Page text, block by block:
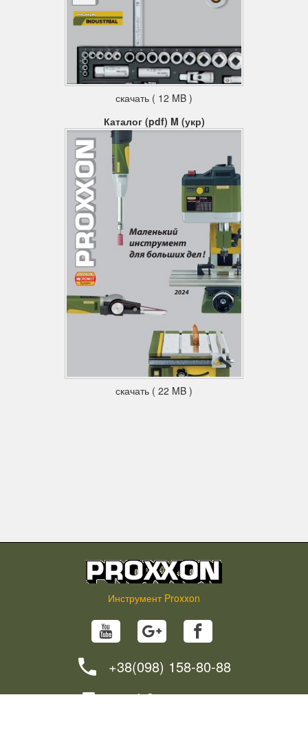
скачать ( 12 MB )
Каталог (pdf) M (укр)
скачать ( 22 MB )
Инструмент Proxxon
+38(098) 158-80-88
info@proxxon.in.ua